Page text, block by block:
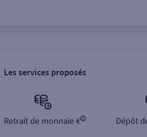
Les services proposés
Retrait de monnaie € Dépôt